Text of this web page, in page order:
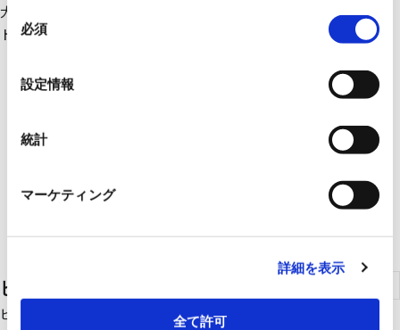
同
意
必須
設定情報
統計
マーケティング
詳細を表示
全て許可
大限(maximum)に活かし、ビルの省エネと快適性を強力サポー
ト！
ビル統合ソリューション
ビルに欠かせない設備を一括管理・制御！中小規模ビルの資産価